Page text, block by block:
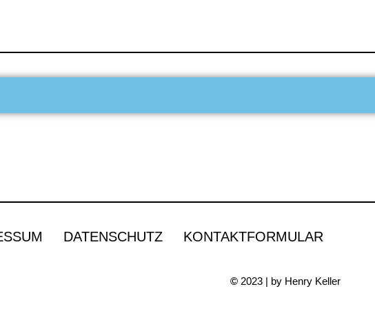
DATENSCHUTZ KONTAKTFORMULAR
© 2023 | by Henry Keller